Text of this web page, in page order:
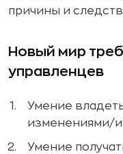
причины и
Новый мир
управленцев
Умение
изменениями/
Умение